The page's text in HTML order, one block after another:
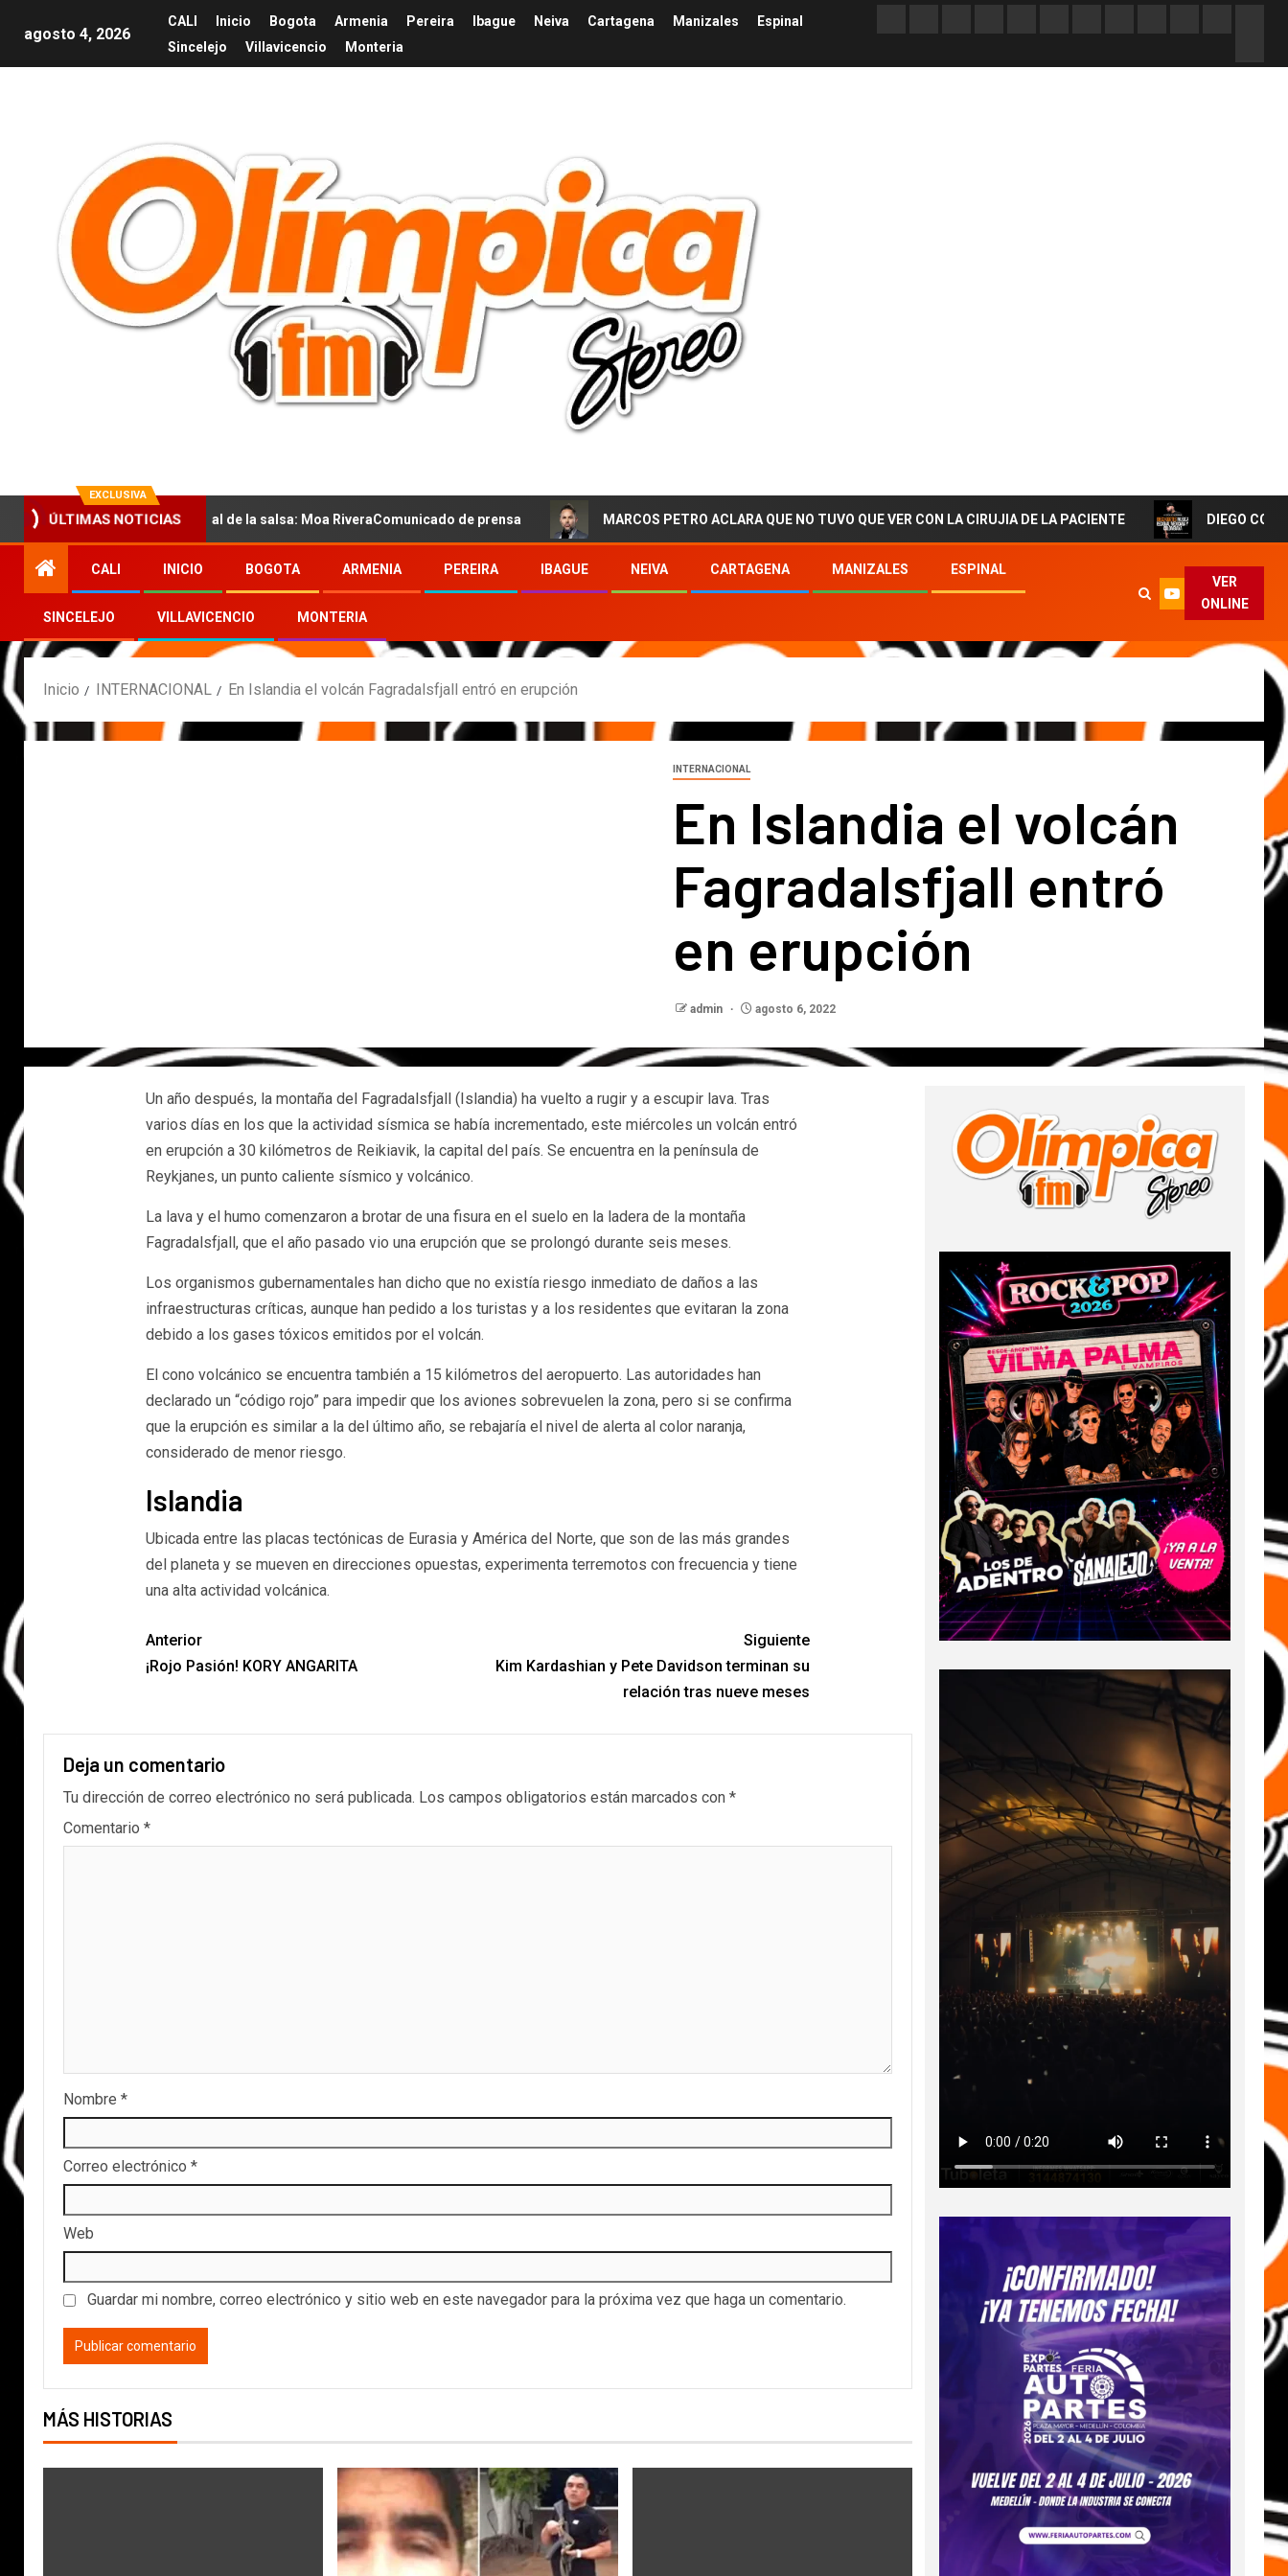
agosto 4, 2026
CALI Inicio Bogota Armenia Pereira Ibague Neiva Cartagena Manizales
Espinal
Sincelejo
Villavicencio Monteria
EXCLUSIVA
ÚLTIMAS NOTICIAS
la nueva voz sensual de la salsa: Moa RiveraComunicado de prensa MARCOS PETRO ACLARA QUE NO TUVO QUE VER CON LA CIRUJIA DE LA PACIENTE DIEGO CORTES El
CALI INICIO BOGOTA ARMENIA PEREIRA IBAGUE NEIVA CARTAGENA MANIZALES ESPINAL
SINCELEJO VILLAVICENCIO MONTERIA
VER
ONLINE
Inicio INTERNACIONAL En Islandia el volcán Fagradalsfjall entró en erupción
INTERNACIONAL
En Islandia el volcán
Fagradalsfjall entró
en erupción
admin agosto 6, 2022
Un año después, la montaña del Fagradalsfjall (Islandia) ha vuelto a rugir y a escupir lava. Tras
varios días en los que la actividad sísmica se había incrementado, este miércoles un volcán entró
en erupción a 30 kilómetros de Reikiavik, la capital del país. Se encuentra en la península de
Reykjanes, un punto caliente sísmico y volcánico.
La lava y el humo comenzaron a brotar de una fisura en el suelo en la ladera de la montaña
Fagradalsfjall, que el año pasado vio una erupción que se prolongó durante seis meses.
Los organismos gubernamentales han dicho que no existía riesgo inmediato de daños a las
infraestructuras críticas, aunque han pedido a los turistas y a los residentes que evitaran la zona
debido a los gases tóxicos emitidos por el volcán.
El cono volcánico se encuentra también a 15 kilómetros del aeropuerto. Las autoridades han
declarado un “código rojo” para impedir que los aviones sobrevuelen la zona, pero si se confirma
que la erupción es similar a la del último año, se rebajaría el nivel de alerta al color naranja,
considerado de menor riesgo.
Islandia
Ubicada entre las placas tectónicas de Eurasia y América del Norte, que son de las más grandes
del planeta y se mueven en direcciones opuestas, experimenta terremotos con frecuencia y tiene
una alta actividad volcánica.
Anterior
¡Rojo Pasión! KORY ANGARITA
Siguiente
Kim Kardashian y Pete Davidson terminan su
relación tras nueve meses
Deja un comentario
Tu dirección de correo electrónico no será publicada. Los campos obligatorios están marcados con *
Comentario *
Nombre *
Correo electrónico *
Web
Guardar mi nombre, correo electrónico y sitio web en este navegador para la próxima vez que haga un comentario.
MÁS HISTORIAS